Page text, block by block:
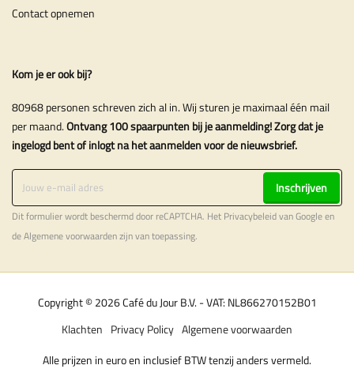
Contact opnemen
Kom je er ook bij?
80968 personen schreven zich al in. Wij sturen je maximaal één mail
per maand.Ontvang 100 spaarpunten bij je aanmelding! Zorg dat je
ingelogd bent of inlogt na het aanmelden voor de nieuwsbrief.
Inschrijven
Dit formulier wordt beschermd door reCAPTCHA. Het Privacybeleidvan Google en
deAlgemene voorwaardenzijn van toepassing.
Copyright © 2026 Café du Jour B.V. - VAT: NL866270152B01
Algemene voorwaarden
Privacy Policy
Klachten
Alle prijzen in euro en inclusief BTW tenzij anders vermeld.